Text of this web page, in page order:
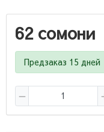
62 сомони
Предзаказ 15 дней